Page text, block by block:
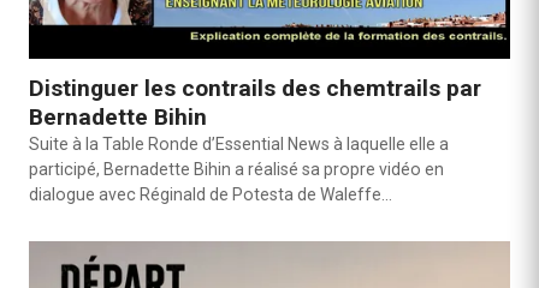
Distinguer les contrails des chemtrails par
Bernadette Bihin
Suite à la Table Ronde d’Essential News à laquelle elle a
participé, Bernadette Bihin a réalisé sa propre vidéo en
dialogue avec Réginald de Potesta de Waleffe…